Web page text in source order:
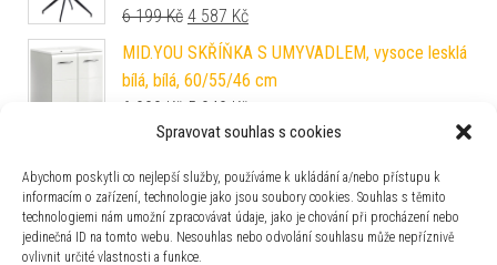
Spravovat souhlas s cookies
Abychom poskytli co nejlepší služby, používáme k ukládání a/nebo přístupu k
informacím o zařízení, technologie jako jsou soubory cookies. Souhlas s těmito
technologiemi nám umožní zpracovávat údaje, jako je chování při procházení nebo
jedinečná ID na tomto webu. Nesouhlas nebo odvolání souhlasu může nepříznivě
ovlivnit určité vlastnosti a funkce.
6 199Kč Původní cena byla: 6 199 Kč.
4 587 KčAktuální cena je: 4 587 Kč.
MID.YOU SKŘÍŇKA S UMYVADLEM, vysoce lesklá
bílá, bílá, 60/55/46 cm
6 999 Kč Původní cena byla: 6 999 Kč.
5 949 Kč
Novel SEDACÍ LAVICE, šedá
9 999Kč Původní cena byla: 9 999 Kč.
7 399KčAktuální cena je: 7 399 Kč.
Hom`in RÁM POSTELE, 120/200 cm
6 699KčPůvodní cena byla: 6 699 Kč.
4 957